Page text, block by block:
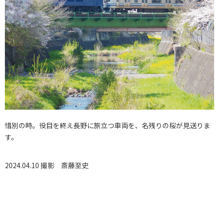
惜別の時。役目を終え長野に旅立つ車両を、名残りの桜が見送りま
す。
2024.04.10 撮影 斎藤至史